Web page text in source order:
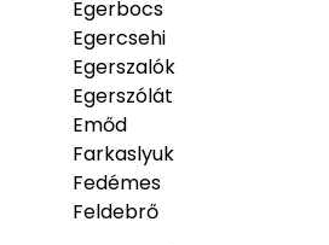
Egerbocs
Egercsehi
Egerszalók
Egerszólát
Emőd
Farkaslyuk
Fedémes
Feldebrő